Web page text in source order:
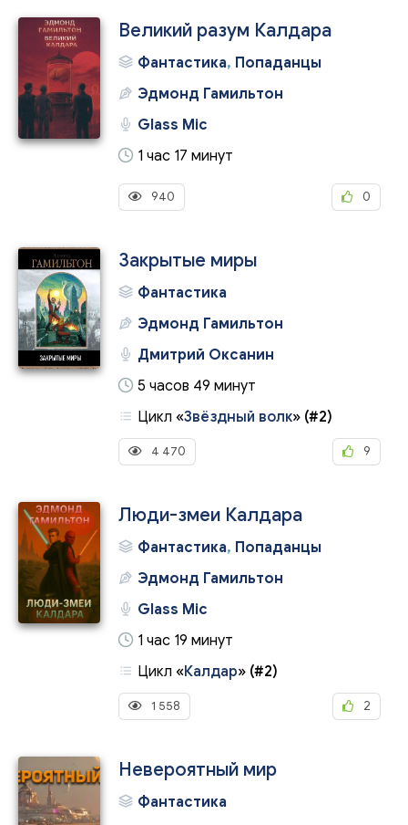
Великий разум Калдара
Фантастика, Попаданцы
Эдмонд Гамильтон
Glass Mic
1 час 17 минут
940 0
Закрытые миры
Фантастика
Эдмонд Гамильтон
Дмитрий Оксанин
5 часов 49 минут
Цикл «Звёздный волк» (#2)
4 470 9
Люди-змеи Калдара
Фантастика, Попаданцы
Эдмонд Гамильтон
Glass Mic
1 час 19 минут
Цикл «Калдар» (#2)
1 558 2
Невероятный мир
Фантастика